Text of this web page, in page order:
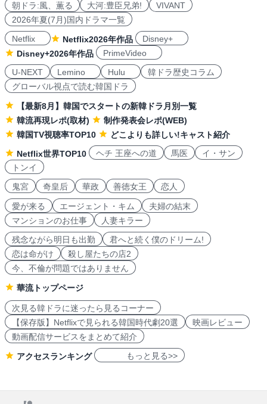
朝ドラ:風、薫る 大河:豊臣兄弟!
VIVANT
2026年夏(7月)国内ドラマ一覧
Netflix
Netflix2026年作品
Disney+
Disney+2026年作品
PrimeVideo
U-NEXT
Lemino Hulu
韓ドラ歴史コラム
グローバル視点で読む韓国ドラ
【最新8月】韓国でスタートの新韓ドラ月別一覧
韓流再現レポ(取材)
制作発表会レポ(WEB)
韓国TV視聴率TOP10
どこよりも詳しい!キャスト紹介
Netflix世界TOP10
ヘチ 王座への道 馬医
イ・サン
トンイ
鬼宮
奇皇后 華政 善徳女王 恋人
愛が来る エージェント・キム
夫婦の結末
マンションのお仕事
人妻キラー
残念ながら明日も出勤
君へと続く僕のドリーム!
恋は命がけ
殺し屋たちの店2
今、不倫が問題ではありません
華流トップページ
次見る韓ドラに迷ったら見るコーナー
【保存版】Netflixで見られる韓国時代劇20選
映画レビュー
動画配信サービスをまとめて紹介
アクセスランキング もっと見る>>